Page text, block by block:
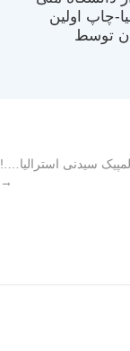
در کالیفرنیا-چاپ اولین
در سال ۱۳۸۴ در ایران توسط
سیدنی استرالیا….!
→